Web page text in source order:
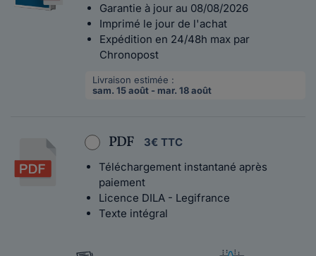
Garantie à jour au 08/08/2026
Imprimé le jour de l'achat
Expédition en 24/48h max par
Chronopost
Livraison estimée :
sam. 15 août - mar. 18 août
PDF
3€ TTC
Téléchargement instantané après
paiement
Licence DILA - Legifrance
Texte intégral